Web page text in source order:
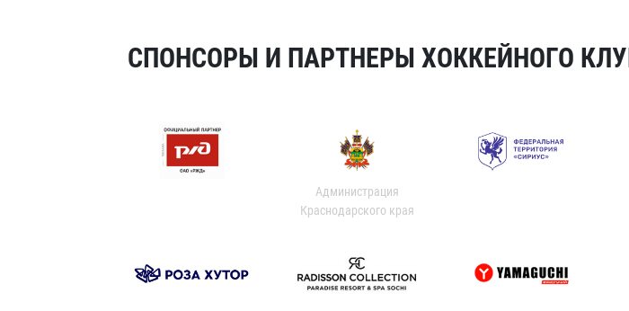
СПОНСОРЫ И ПАРТНЕРЫ ХОККЕЙНОГО
Администрация
Краснодарского края